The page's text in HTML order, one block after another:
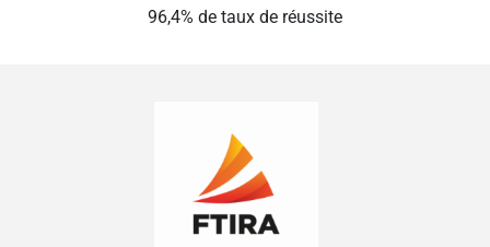
96,4% de taux de réussite